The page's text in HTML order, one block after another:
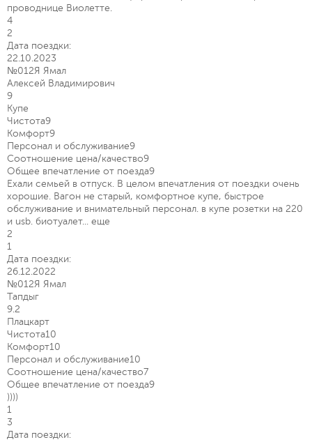
проводнице Виолетте.
4
2
Дата поездки:
22.10.2023
№012Я Ямал
Алексей Владимирович
9
Купе
Чистота9
Комфорт9
Персонал и обслуживание9
Соотношение цена/качество9
Общее впечатление от поезда9
Ехали семьей в отпуск. В целом впечатления от поездки очень
хорошие. Вагон не старый, комфортное купе, быстрое
обслуживание и внимательный персонал. в купе розетки на 220
и usb. биотуалет... еще
2
1
Дата поездки:
26.12.2022
№012Я Ямал
Тапдыг
9.2
Плацкарт
Чистота10
Комфорт10
Персонал и обслуживание10
Соотношение цена/качество7
Общее впечатление от поезда9
))))
1
3
Дата поездки: